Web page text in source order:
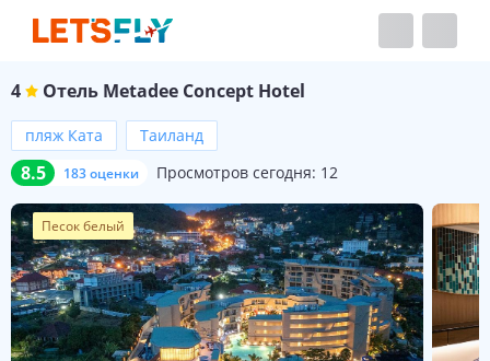
4 Отель Metadee Concept Hotel
пляж Ката Таиланд
8.5 183 оценки Просмотров сегодня: 12
Песок белый